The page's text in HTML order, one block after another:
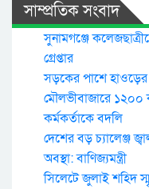
সাম্প্রতিক সংবাদ
সুনামগঞ্জে
গ্রেপ্তার
সড়কের পাশে হাওড়ের
মৌলভীবাজারে ১২০০
কর্মকর্তাকে বদলি
দেশের বড় চ্যালেঞ্জ
অবস্থা: বাণিজ্যমন্ত্রী
সিলেটে জুলাই শহিদ